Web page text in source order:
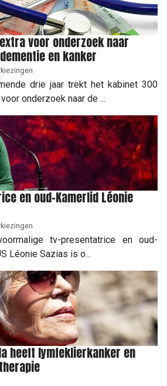
voor onderzoek naar
en kanker
drie jaar trekt het kabinet 300
onderzoek naar de ...
en oud-Kamerlid Léonie
tv-presentatrice en oud-
Léonie Sazias is o...
heeft lymfeklierkanker en